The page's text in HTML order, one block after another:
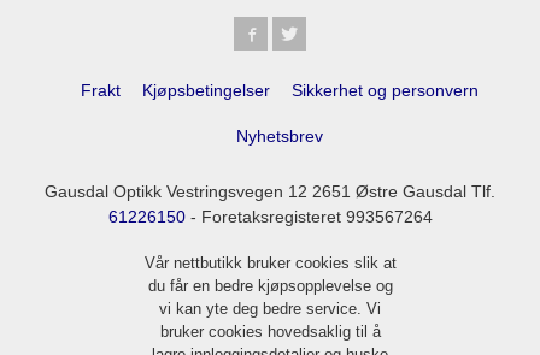
Frakt Kjøpsbetingelser Sikkerhet og personvern
Nyhetsbrev
Gausdal Optikk Vestringsvegen 12 2651 Østre Gausdal Tlf.
61226150- Foretaksregisteret 993567264
Vår nettbutikk bruker cookies slik at
du får en bedre kjøpsopplevelse og
vi kan yte deg bedre service. Vi
bruker cookies hovedsaklig til å